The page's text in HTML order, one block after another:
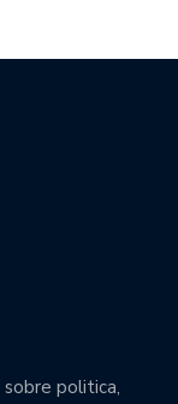
politica,